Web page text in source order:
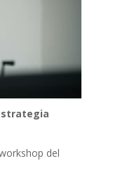
strategia
del